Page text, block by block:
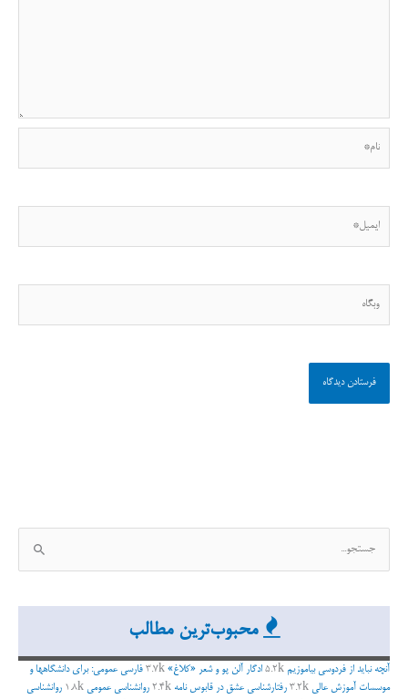
ب
ر
محبوب‌ترین مطالب
آنچه نباید از فردوسی بیاموزیم ادگار آلن پو و شعر «کلاغ»
فارسی عمومی: برای دانشگاهها و
موسسات آموزش عالی
رفتارشناسی عشق در قابوس نامه روانشناسی عمومی
روانشناسی